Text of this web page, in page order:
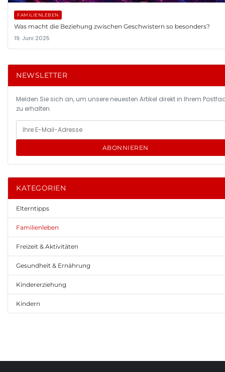
FAMILIENLEBEN
Was macht die Beziehung zwischen Geschwistern so besonders?
19. Juni 2025
NEWSLETTER
Melden Sie sich an, um unsere neuesten Artikel direkt in Ihrem
zu erhalten.
ABONNIEREN
KATEGORIEN
Elterntipps
Familienleben
Freizeit & Aktivitäten
Gesundheit & Ernährung
Kindererziehung
Kindern